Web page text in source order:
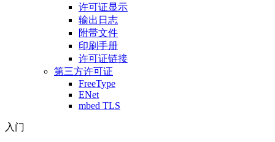
许可证显示
输出日志
附带文件
印刷手册
许可证链接
第三方许可证
FreeType
ENet
mbed TLS
入门